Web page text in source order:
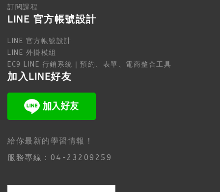
訂閱課程
LINE 官方帳號設計
LINE 官方帳號設計
LINE 外掛模組
EC9 LINE 行銷系統｜預約、表單、電商整合工具
加入LINE好友
給你最新的學習情報！
服務專線：04-23209259